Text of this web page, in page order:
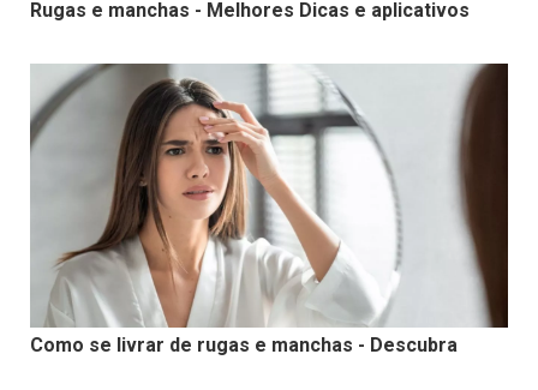
Rugas e manchas - Melhores Dicas e aplicativos
Como se livrar de rugas e manchas - Descubra